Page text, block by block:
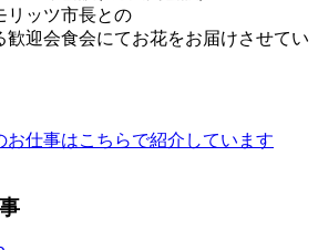
リッツ市長との
歓迎会食会にてお花をお届けさせてい
お仕事はこちらで紹介しています